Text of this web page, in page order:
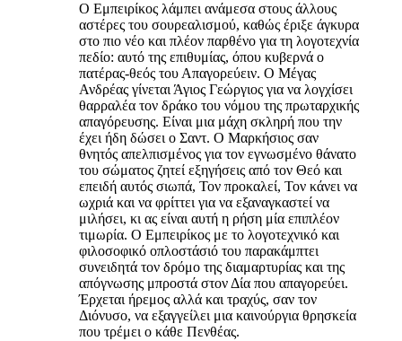
Ο Εμπειρίκος λάμπει ανάμεσα στους άλλους
αστέρες του σουρεαλισμού, καθώς έριξε άγκυρα
στο πιο νέο και πλέον παρθένο για τη λογοτεχνία
πεδίο: αυτό της επιθυμίας, όπου κυβερνά ο
πατέρας-θεός του Απαγορεύειν. Ο Μέγας
Ανδρέας γίνεται Άγιος Γεώργιος για να λογχίσει
θαρραλέα τον δράκο του νόμου της πρωταρχικής
απαγόρευσης. Είναι μια μάχη σκληρή που την
έχει ήδη δώσει ο Σαντ. Ο Μαρκήσιος σαν
θνητός απελπισμένος για τον εγνωσμένο θάνατο
του σώματος ζητεί εξηγήσεις από τον Θεό και
επειδή αυτός σιωπά, Τον προκαλεί, Τον κάνει να
ωχριά και να φρίττει για να εξαναγκαστεί να
μιλήσει, κι ας είναι αυτή η ρήση μία επιπλέον
τιμωρία. Ο Εμπειρίκος με το λογοτεχνικό και
φιλοσοφικό οπλοστάσιό του παρακάμπτει
συνειδητά τον δρόμο της διαμαρτυρίας και της
απόγνωσης μπροστά στον Δία που απαγορεύει.
Έρχεται ήρεμος αλλά και τραχύς, σαν τον
Διόνυσο, να εξαγγείλει μια καινούργια θρησκεία
που τρέμει ο κάθε Πενθέας.